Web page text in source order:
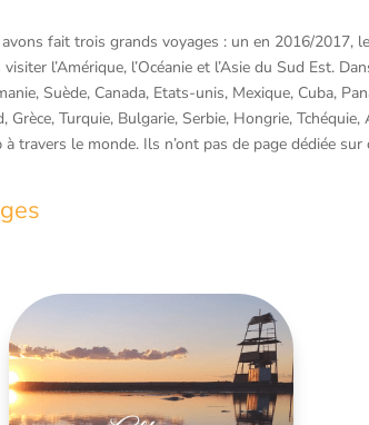
fait trois grands voyages : un en 2016/2017,
l’Amérique, l’Océanie et l’Asie du Sud Est.
Suède, Canada, Etats-unis, Mexique, Cuba,
Turquie, Bulgarie, Serbie, Hongrie,
le monde. Ils n’ont pas de page dédiée sur